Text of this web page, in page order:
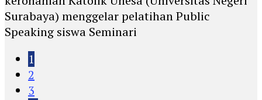
Surabaya) menggelar pelatihan Public
Speaking siswa Seminari
1
2
3